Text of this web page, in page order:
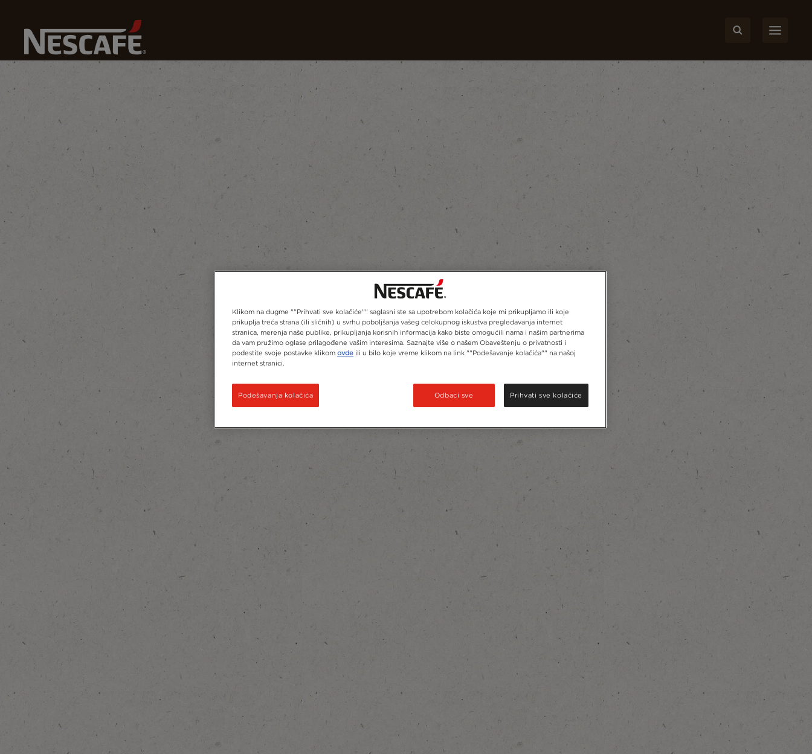
Osnaživanje Žena U Uzgoju Kafe
Klikom na dugme ""Prihvati sve kolačiće"" saglasni ste sa upotrebom kolačića koje mi prikupljamo ili koje
prikuplja treća strana (ili sličnih) u svrhu poboljšanja vašeg celokupnog iskustva pregledavanja internet
stranica, merenja naše publike, prikupljanja korisnih informacija kako biste omogućili nama i našim partnerima
da vam pružimo oglase prilagođene vašim interesima. Saznajte više o našem Obaveštenju o privatnosti i
podestite svoje postavke klikom ovde ili u bilo koje vreme klikom na link ""Podešavanje kolačića"" na našoj
internet stranici.
Podešavanja kolačića Odbaci sve Prihvati sve kolačiće